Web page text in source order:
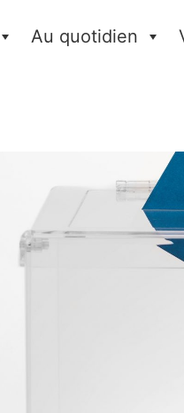
Au quotidien